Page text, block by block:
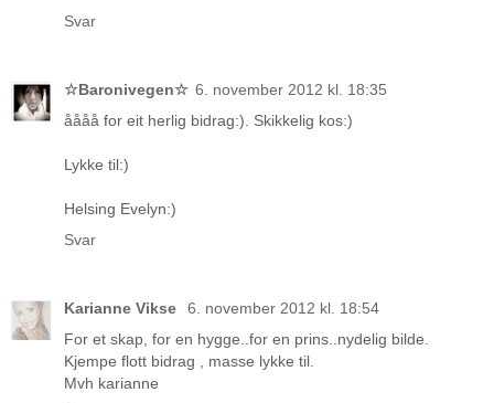
Svar
☆Baronivegen☆ 6. november 2012 kl. 18:35
åååå for eit herlig bidrag:). Skikkelig kos:)
Lykke til:)
Helsing Evelyn:)
Svar
Karianne Vikse
6. november 2012 kl. 18:54
For et skap, for en hygge..for en prins..nydelig bilde.
Kjempe flott bidrag , masse lykke til.
Mvh karianne